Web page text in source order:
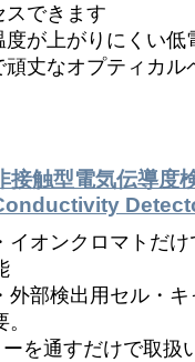
スできます
度が上がりにくい低
頑丈なオプティカ
接触型電気伝導度
イオンクロマトだ
外部検出用セル・
。
を通すだけで取扱